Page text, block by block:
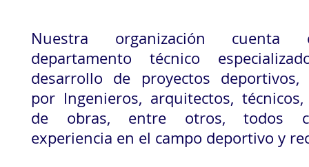
Nuestra organización
departamento técnico
desarrollo de proyectos deportivos,
por Ingenieros, arquitectos,
de obras, entre otros, todos
experiencia en el campo deportivo y